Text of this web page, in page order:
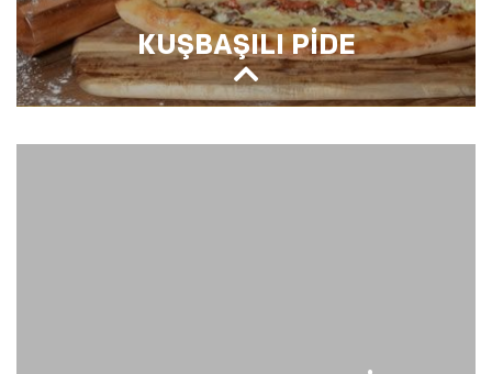
KUŞBAŞILI PİDE